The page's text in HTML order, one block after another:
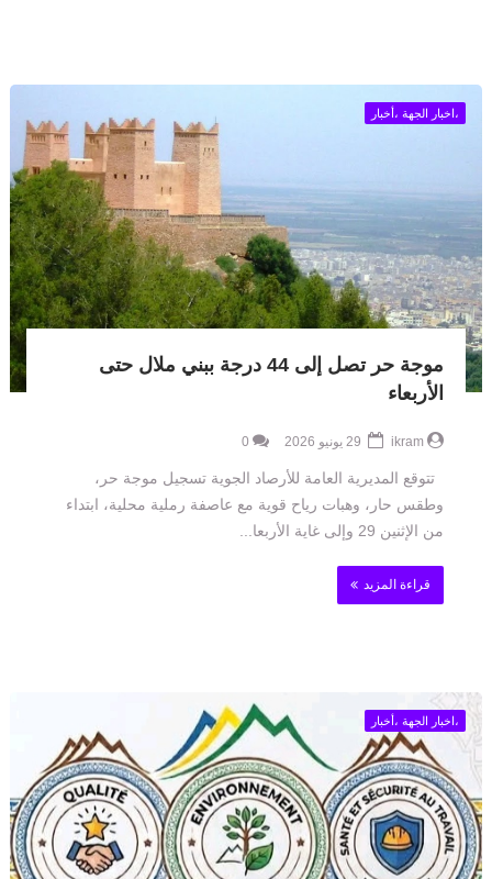
،اخبار الجهة ،أخبار
موجة حر تصل إلى 44 درجة ببني ملال حتى
الأربعاء
ikram
0
تتوقع المديرية العامة للأرصاد الجوية تسجيل موجة حر،
وطقس حار، وهبات رياح قوية مع عاصفة رملية محلية، ابتداء
من الإثنين 29 وإلى غاية الأربعا...
قراءة المزيد
،اخبار الجهة ،أخبار